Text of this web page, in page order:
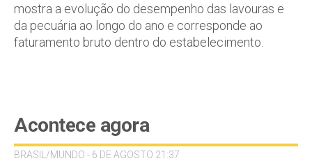
mostra a evolução do desempenho das lavouras e
da pecuária ao longo do ano e corresponde ao
faturamento bruto dentro do estabelecimento.
Acontece agora
BRASIL/MUNDO - 6 DE AGOSTO 21:37